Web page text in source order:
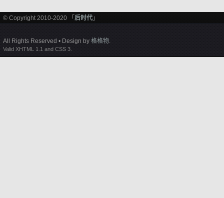
© Copyright 2010-2020 「 后时代 」
All Rights Reserved • Design by 格格物.
Valid XHTML 1.1 and CSS 3.